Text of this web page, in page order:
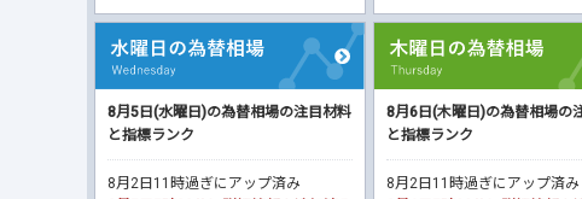
8月5日(水曜日)の為替相場の注目材料
と指標ランク
8月2日11時過ぎにアップ済み
8月6日(木曜日)の為替相場の
と指標ランク
8月2日11時過ぎにアップ済み